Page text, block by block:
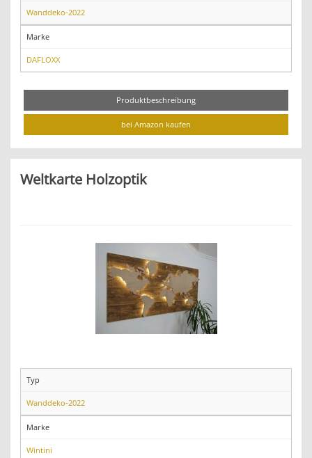
Wanddeko-2022
Marke
DAFLOXX
Produktbeschreibung
bei Amazon kaufen
Weltkarte Holzoptik
Typ
Wanddeko-2022
Marke
Wintini